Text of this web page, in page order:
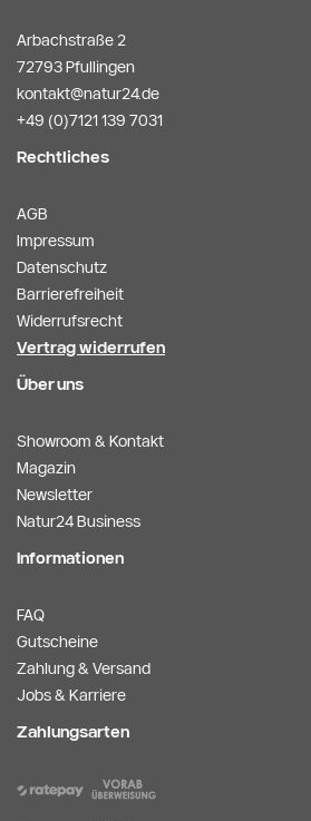
Arbachstraße 2
72793 Pfullingen
kontakt@natur24.de
+49 (0)7121 139 7031
Rechtliches
AGB
Impressum
Datenschutz
Barrierefreiheit
Widerrufsrecht
Vertrag widerrufen
Über uns
Showroom & Kontakt
Magazin
Newsletter
Natur24 Business
Informationen
FAQ
Gutscheine
Zahlung & Versand
Jobs & Karriere
Zahlungsarten